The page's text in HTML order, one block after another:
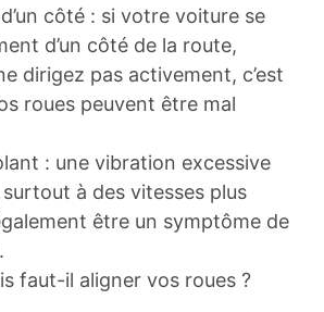
côté : si votre voiture se
d’un côté de la route,
dirigez pas activement, c’est
roues peuvent être mal
: une vibration excessive
à des vitesses plus
être un symptôme de
faut-il aligner vos roues ?